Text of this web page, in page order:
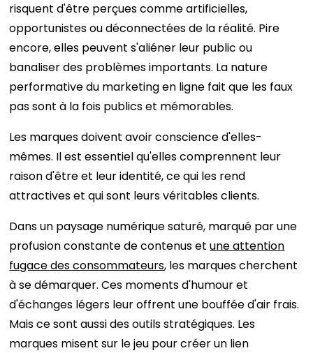
risquent d'être perçues comme artificielles,
opportunistes ou déconnectées de la réalité. Pire
encore, elles peuvent s'aliéner leur public ou
banaliser des problèmes importants. La nature
performative du marketing en ligne fait que les faux
pas sont à la fois publics et mémorables.
Les marques doivent avoir conscience d'elles-
mêmes. Il est essentiel qu'elles comprennent leur
raison d'être et leur identité, ce qui les rend
attractives et qui sont leurs véritables clients.
Dans un paysage numérique saturé, marqué par une
profusion constante de contenus etune attention
fugace des consommateurs, les marques cherchent
à se démarquer. Ces moments d'humour et
d'échanges légers leur offrent une bouffée d'air frais.
Mais ce sont aussi des outils stratégiques. Les
marques misent sur le jeu pour créer un lien